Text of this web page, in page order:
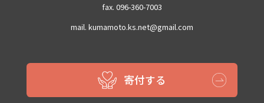
fax. 096-360-7003
mail. kumamoto.ks.net@gmail.com
Copyright (C) 2021 kodomosyokudou-kumamoto All Rights Reserved
寄付する